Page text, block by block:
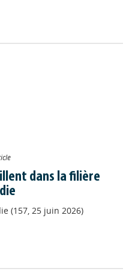
dans la filière
(157, 25 juin 2026)